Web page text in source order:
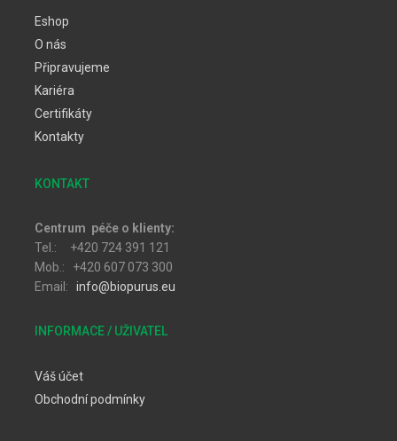
Eshop
O nás
Připravujeme
Kariéra
Certifikáty
Kontakty
KONTAKT
Centrum péče o klienty:
Tel.: +420 724 391 121
Mob.: +420 607 073 300
Email: info@biopurus.eu
INFORMACE / UŽIVATEL
Váš účet
Obchodní podmínky